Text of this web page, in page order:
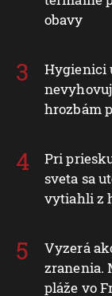
obavy
Hygienici
hrozbám
Pri
sveta sa
vytiahli z
Vyzerá
zranenia.
pláže vo